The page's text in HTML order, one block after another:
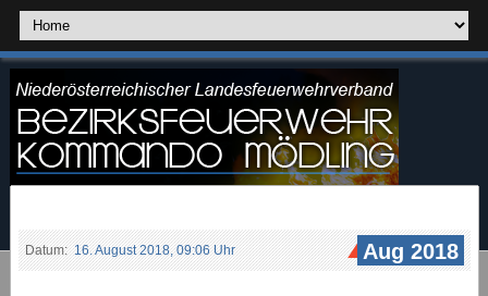
Datum: 16. August 2018, 09:06 Uhr Aug 2018